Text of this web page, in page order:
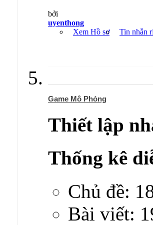
bởi
uyenthong
Xem Hồ sơ
Tin nhắn
Game Mô Phỏng
Thiết lập
Thống kê
Chủ đề:
Bài viết: